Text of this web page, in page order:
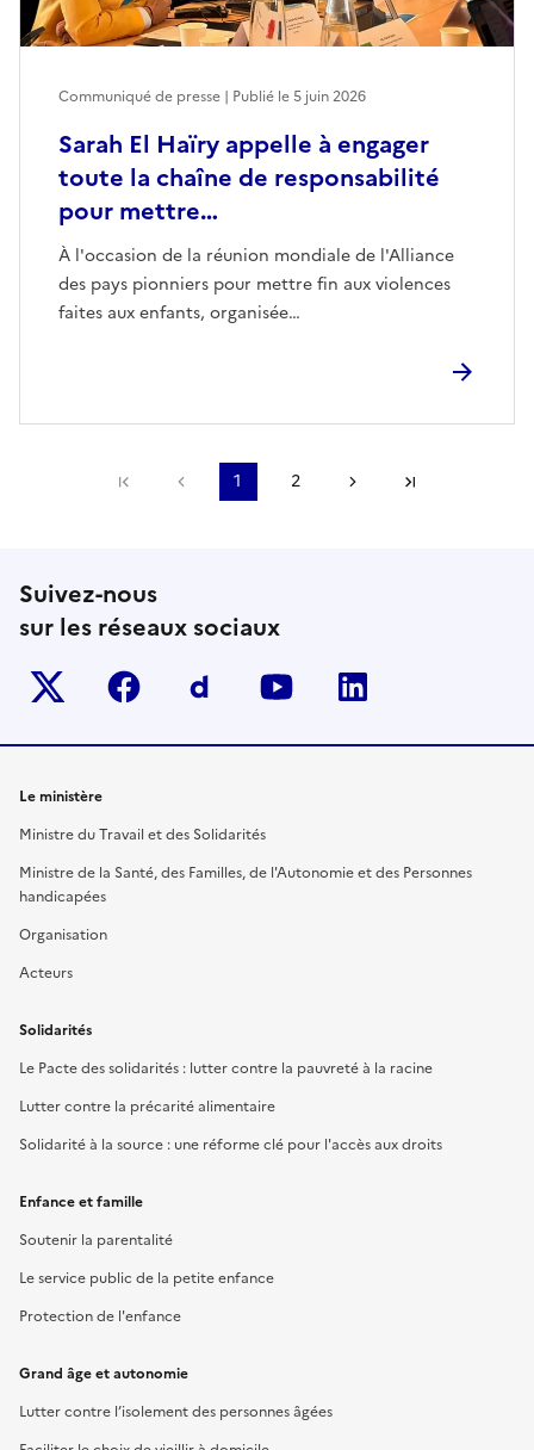
Sarah El Haïry appelle à engager
toute la chaîne de responsabilité
pour mettre…
À l'occasion de la réunion mondiale de l'Alliance
des pays pionniers pour mettre fin aux violences
faites aux enfants, organisée…
Communiqué de presse | Publié le5 juin 2026
Première pagePage précédente
1 2 Page suivante
Suivez-nous
sur les réseaux sociaux
Twitter-x facebook Dailymotion
youtube
Le ministère
Ministre du Travail et des Solidarités
Ministre de la Santé, des Familles, de l'Autonomie et des Personnes
handicapées
Organisation
Acteurs
Solidarités
Le Pacte des solidarités : lutter contre la pauvreté à la racine
Lutter contre la précarité alimentaire
Solidarité à la source : une réforme clé pour l'accès aux droits
Enfance et famille
Soutenir la parentalité
Le service public de la petite enfance
Protection de l'enfance
Grand âge et autonomie
Lutter contre l’isolement des personnes âgées